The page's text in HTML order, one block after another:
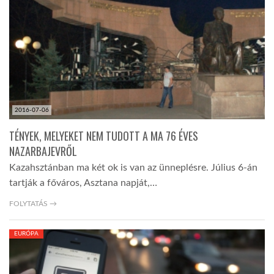
2016-07-06
TÉNYEK, MELYEKET NEM TUDOTT A MA 76 ÉVES
NAZARBAJEVRŐL
Kazahsztánban ma két ok is van az ünneplésre. Július 6-án
tartják a főváros, Asztana napját,…
FOLYTATÁS →
EURÓPA